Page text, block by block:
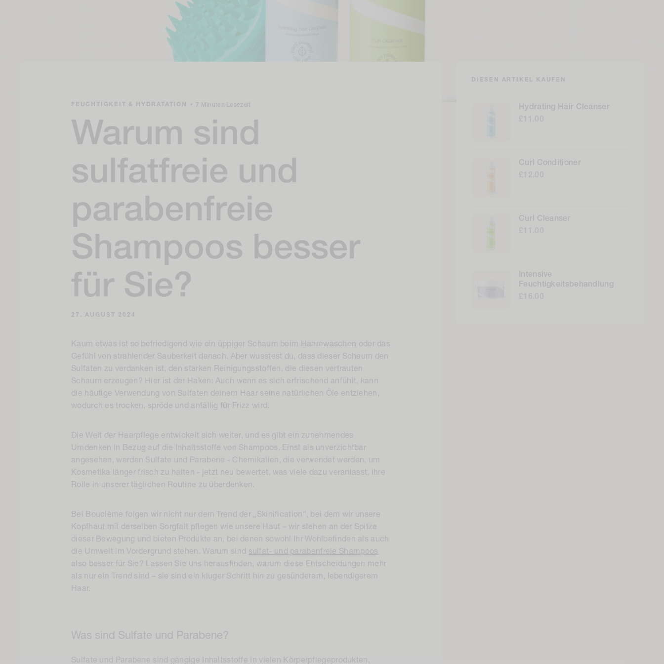
FEUCHTIGKEIT & HYDRATATION • 7 Minuten Lesezeit
Warum sind
sulfatfreie und
parabenfreie
Shampoos besser
für Sie?
27. AUGUST 2024
Kaum etwas ist so befriedigend wie ein üppiger Schaum beim Haarewaschen oder das
Gefühl von strahlender Sauberkeit danach. Aber wusstest du, dass dieser Schaum den
Sulfaten zu verdanken ist, den starken Reinigungsstoffen, die diesen vertrauten
Schaum erzeugen? Hier ist der Haken: Auch wenn es sich erfrischend anfühlt, kann
die häufige Verwendung von Sulfaten deinem Haar seine natürlichen Öle entziehen,
wodurch es trocken, spröde und anfällig für Frizz wird.
Die Welt der Haarpflege entwickelt sich weiter, und es gibt ein zunehmendes
Umdenken in Bezug auf die Inhaltsstoffe von Shampoos. Einst als unverzichtbar
angesehen, werden Sulfate und Parabene - Chemikalien, die verwendet werden, um
Kosmetika länger frisch zu halten - jetzt neu bewertet, was viele dazu veranlasst, ihre
Rolle in unserer täglichen Routine zu überdenken.
Bei Bouclème folgen wir nicht nur dem Trend der „Skinification“, bei dem wir unsere
Kopfhaut mit derselben Sorgfalt pflegen wie unsere Haut – wir stehen an der Spitze
dieser Bewegung und bieten Produkte an, bei denen sowohl Ihr Wohlbefinden als auch
die Umwelt im Vordergrund stehen. Warum sind sulfat- und parabenfreie Shampoos
also besser für Sie? Lassen Sie uns herausfinden, warum diese Entscheidungen mehr
als nur ein Trend sind – sie sind ein kluger Schritt hin zu gesünderem, lebendigerem
Haar.
Was sind Sulfate und Parabene?
Sulfate und Parabene sind gängige Inhaltsstoffe in vielen Körperpflegeprodukten,
DIESEN ARTIKEL KAUFEN
Hydrating Hair Cleanser
Curl Conditioner
Curl Cleanser
Intensive
Feuchtigkeitsbehandlung